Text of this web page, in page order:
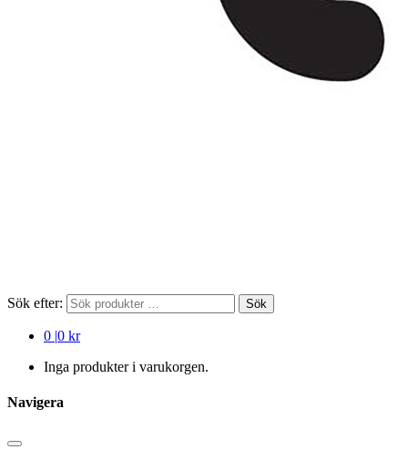
Sök efter: Sök
0 |0 kr
Inga produkter i varukorgen.
Navigera